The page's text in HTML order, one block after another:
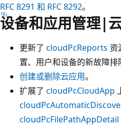
RFC 8291 和 RFC 8292。
设备和应用管理|
更新了 cloudPcReports 资
置、用户和设备的新故障排
创建或删除云应用。
扩展了 cloudPcCloudApp
cloudPcFilePathAppDetail